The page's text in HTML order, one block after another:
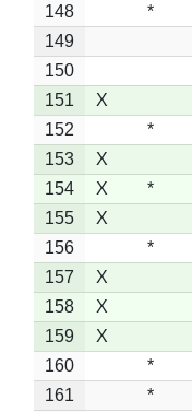
148
*
149
150
151
X
152
*
153
X
154
X *
155
X
156
*
157
X
158
X
159
X
160
*
161
*